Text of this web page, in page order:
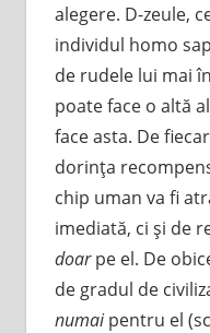
alegere. D-zeule,
individul homo
de rudele lui mai
poate face o altă
face asta. De
dorinţa
chip uman va fi
imediată, ci şi de
doarpe el. De
de gradul de
numaipentru el